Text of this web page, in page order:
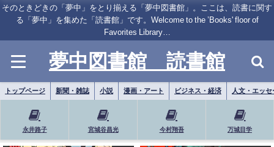
そのときどきの「夢中」をとり揃える「夢中図書館」。ここは、読書に関す
る「夢中」を集めた「読書館」です。Welcome to the ’Books' floor of
Favorites Library…
夢中図書館 読書館
トップページ 新聞・雑誌 小説 漫画・アート ビジネス・経済 人文・エッセ
永井路子 宮城谷昌光 今村翔吾 万城目学